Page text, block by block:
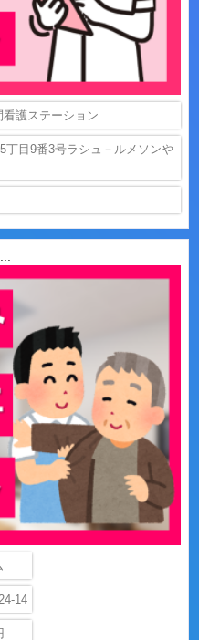
護ステーション
丁目9番3号ラシュ－ルメソンや
14